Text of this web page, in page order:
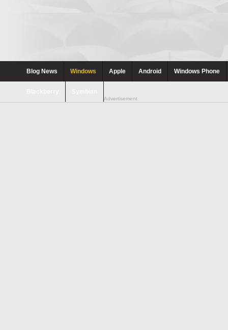
Blog News Windows Apple Android Windows Phone
Advertisement